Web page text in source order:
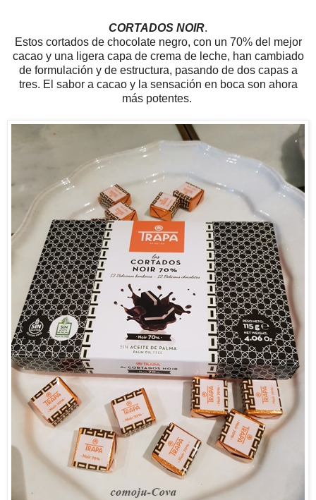
CORTADOS NOIR.
Estos cortados de chocolate negro, con un 70% del mejor
cacao y una ligera capa de crema de leche, han cambiado
de formulación y de estructura, pasando de dos capas a
tres. El sabor a cacao y la sensación en boca son ahora
más potentes.